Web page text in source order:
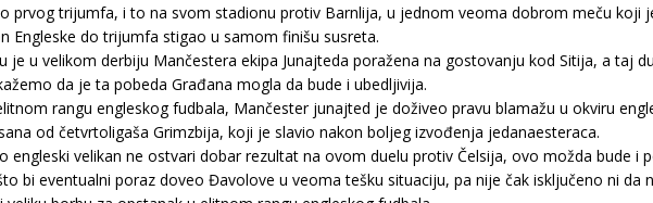
prvog trijumfa, i to na svom stadionu protiv Barnlija, u jednom veoma dobrom meču koji
Engleske do trijumfa stigao u samom finišu susreta.
je u velikom derbiju Mančestera ekipa Junajteda poražena na gostovanju kod Sitija, a taj
da je ta pobeda Građana mogla da bude i ubedljivija.
rangu engleskog fudbala, Mančester junajted je doživeo pravu blamažu u okviru
od četvrtoligaša Grimzbija, koji je slavio nakon boljeg izvođenja jedanaesteraca.
engleski velikan ne ostvari dobar rezultat na ovom duelu protiv Čelsija, ovo možda bude i
bi eventualni poraz doveo Đavolove u veoma tešku situaciju, pa nije čak isključeno ni da